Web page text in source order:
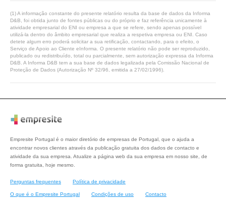
(1) A informação constante do presente relatório resulta da base de dados da Informa
D&B, foi obtida junto de fontes públicas ou do próprio e faz referência unicamente à
atividade empresarial do ENI ou empresa a que se refere, sendo apenas possível
utilizá-la dentro do âmbito empresarial que realiza a respetiva empresa ou ENI. Caso
detete algum erro poderá solicitar a sua retificação, contactando, para o efeito, o
Serviço de Apoio ao Cliente eInforma. O presente relatório não pode ser reproduzido,
publicado ou redistribuído, total ou parcialmente, sem autorização expressa da Informa
D&B. A Informa D&B tem a sua base de dados legalizada pela Comissão Nacional de
Proteção de Dados (Autorização Nº 32/96, emitida a 27/02/1996).
Empresite Portugal é o maior diretório de empresas de Portugal, que o ajuda a
encontrar novos clientes através da publicação gratuita dos dados de contacto e
atividade da sua empresa. Atualize a página web da sua empresa em nosso site, de
forma gratuita, hoje mesmo.
Perguntas frequentes Política de privacidade
O que é o Empresite Portugal Condições de uso Contacto